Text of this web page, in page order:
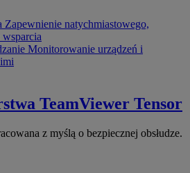
Zapewnienie natychmiastowego,
wsparcia
Monitorowanie urządzeń i
TeamViewer Tensor
z myślą o bezpiecznej obsłudze.